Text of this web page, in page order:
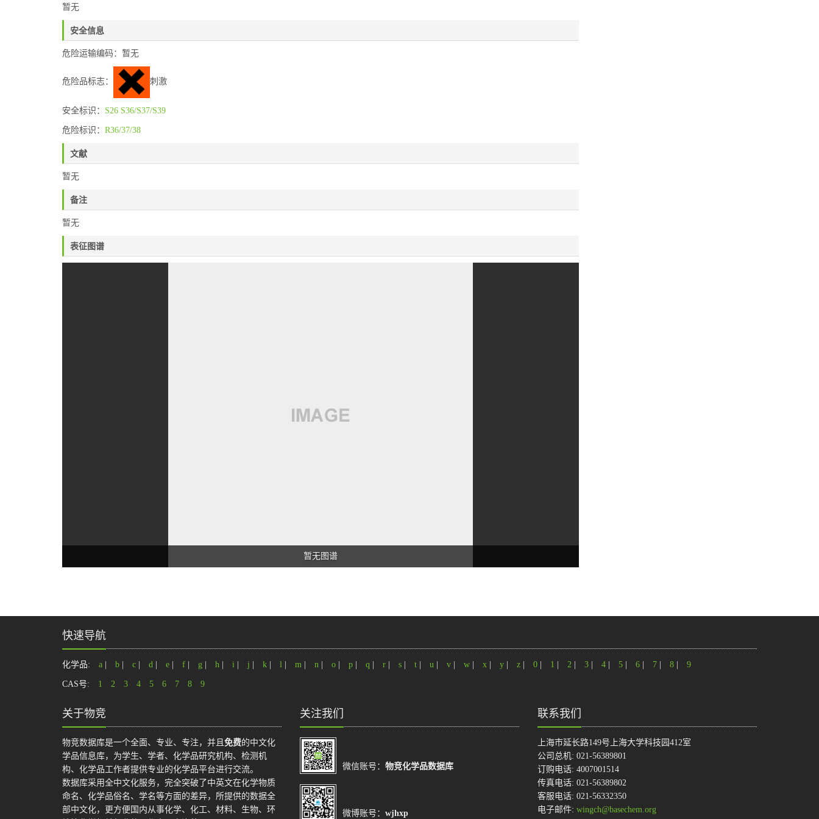
暂无
安全信息
危险运输编码：暂无
危险品标志： 刺激
安全标识： S26 S36/S37/S39
危险标识： R36/37/38
文献
暂无
备注
暂无
表征图谱
暂无图谱
快速导航
化学品: a b c d e f g h i j k l m n o p q r s t u v w x y z 0 1 2 3 4 5 6 7 8 9
CAS号: 1 2 3 4 5 6 7 8 9
关于物竞
物竞数据库是一个全面、专业、专注，并且 免费的中文化
学品信息库，为学生、学者、化学品研究机构、检测机
构、化学品工作者提供专业的化学品平台进行交流。
数据库采用全中文化服务，完全突破了中英文在化学物质
命名、化学品俗名、学名等方面的差异，所提供的数据全
部中文化，更方便国内从事化学、化工、材料、生物、环
关注我们
微信账号： 物竞化学品数据库
微博账号： wjhxp
联系我们
上海市延长路149号上海大学科技园412室
公司总机: 021-56389801
订购电话: 4007001514
传真电话: 021-56389802
客服电话: 021-56332350
电子邮件: wingch@basechem.org